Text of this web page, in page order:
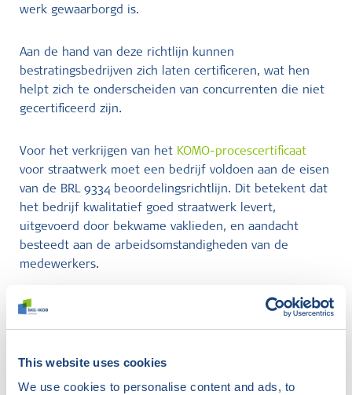
This website uses cookies
We use cookies to personalise content and ads, to
werk gewaarborgd is.
Aan de hand van deze richtlijn kunnen
bestratingsbedrijven zich laten certificeren, wat hen
helpt zich te onderscheiden van concurrenten die niet
gecertificeerd zijn.
Voor het verkrijgen van het KOMO-procescertificaat
voor straatwerk moet een bedrijf voldoen aan de eisen
van de BRL 9334 beoordelingsrichtlijn. Dit betekent dat
het bedrijf kwalitatief goed straatwerk levert,
uitgevoerd door bekwame vaklieden, en aandacht
besteedt aan de arbeidsomstandigheden van de
medewerkers.
Beoordelingsrichtlijn voor het KOMO®-Procescertificaat